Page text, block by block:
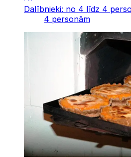
Dalībnieki: no 4 līdz 4
4 personām